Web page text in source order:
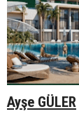
Ayşe GÜLER